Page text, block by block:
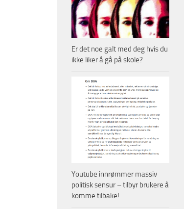
Er det noe galt med deg hvis du
ikke liker å gå på skole?
Youtube innrømmer massiv
politisk sensur – tilbyr brukere å
komme tilbake!